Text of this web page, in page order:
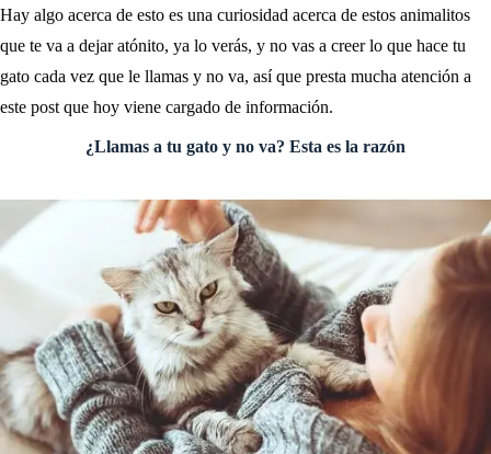
Hay algo acerca de esto es una curiosidad acerca de estos animalitos
que te va a dejar atónito, ya lo verás, y no vas a creer lo que hace tu
gato cada vez que le llamas y no va, así que presta mucha atención a
este post que hoy viene cargado de información.
¿Llamas a tu gato y no va? Esta es la razón